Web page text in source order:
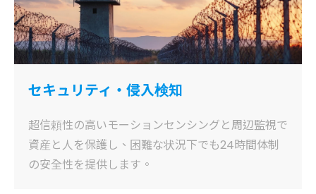
セキュリティ・侵入検知
超信頼性の高いモーションセンシングと周辺監視で
資産と人を保護し、困難な状況下でも24時間体制
の安全性を提供します。